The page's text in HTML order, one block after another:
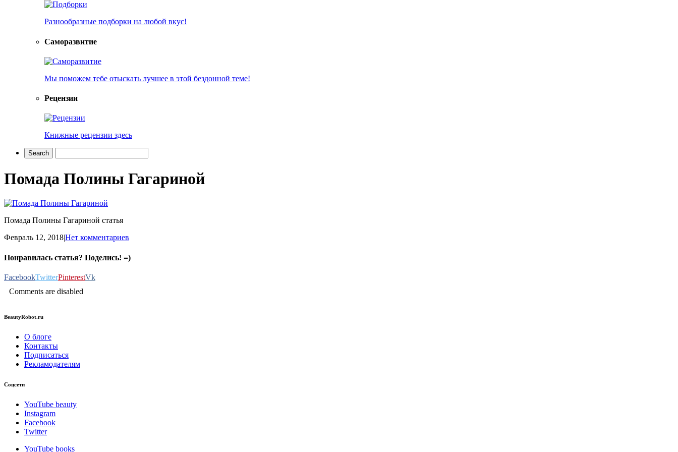
Разнообразные подборки на любой вкус!
Саморазвитие
Мы поможем тебе отыскать лучшее в этой бездонной теме!
Рецензии
Книжные рецензии здесь
Помада Полины Гагариной
Помада Полины Гагариной статья
Февраль 12, 2018|Нет комментариев
Понравилась статья? Поделись! =)
FacebookTwitterPinterestVk
Comments are disabled
BeautyRobot.ru
О блоге
Контакты
Подписаться
Рекламодателям
Соцсети
YouTube beauty
Instagram
Facebook
Twitter
YouTube books